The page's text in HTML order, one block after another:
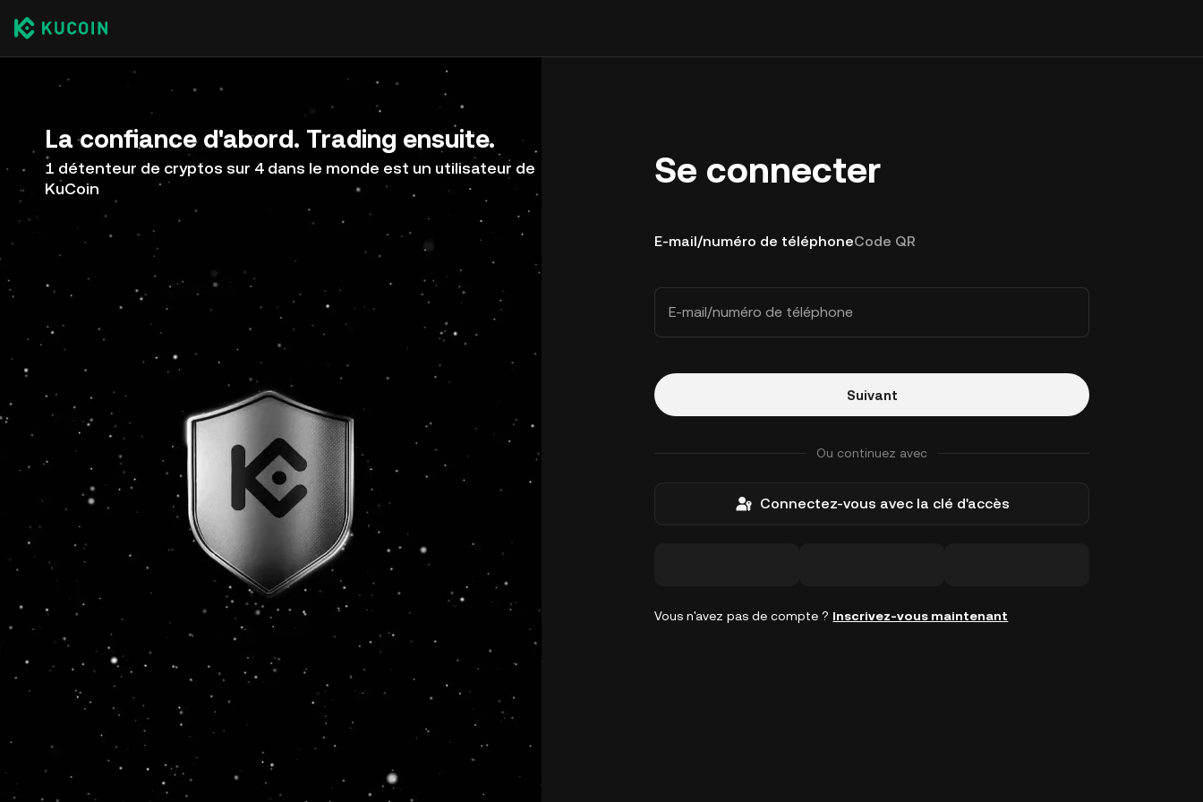
La confiance d'abord. Trading ensuite.
1 détenteur de cryptos sur 4 dans le monde est un utilisateur de
KuCoin
Se connecter
E-mail/numéro de téléphoneCode QR
E-mail/numéro de téléphone
Suivant
Ou continuez avec
Connectez-vous avec la clé d'accès
Vous n'avez pas de compte ? Inscrivez-vous maintenant